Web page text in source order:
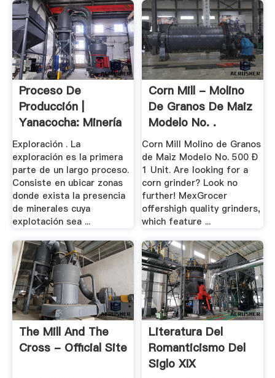
Proceso De
Producción |
Yanacocha: Minería
En .
Exploración . La
exploración es la primera
parte de un largo proceso.
Consiste en ubicar zonas
donde exista la presencia
de minerales cuya
explotación sea ...
Corn Mill - Molino
De Granos De Maiz
Modelo No. .
Corn Mill Molino de Granos
de Maiz Modelo No. 500 Ð
1 Unit. Are looking for a
corn grinder? Look no
further! MexGrocer
offershigh quality grinders,
which feature ...
The Mill And The
Cross - Official Site
Literatura Del
Romanticismo Del
Siglo XIX